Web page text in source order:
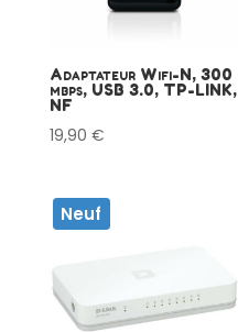
Adaptateur Wifi-N, 300
mbps, USB 3.0, TP-LINK,
NF
19,90 €
Neuf